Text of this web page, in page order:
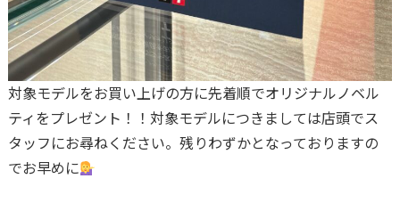
対象モデルをお買い上げの方に先着順でオリジナルノベル
ティをプレゼント！！対象モデルにつきましては店頭でス
タッフにお尋ねください。残りわずかとなっておりますの
でお早めに